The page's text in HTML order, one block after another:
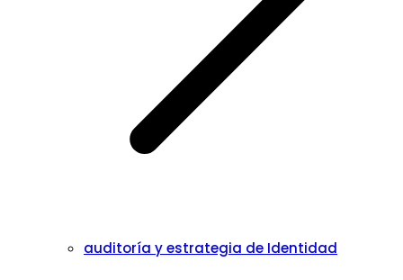
auditoría y estrategia de Identidad